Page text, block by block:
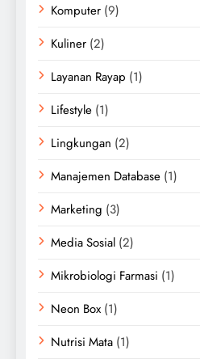
Komputer (9)
Kuliner (2)
Layanan Rayap (1)
Lifestyle (1)
Lingkungan (2)
Manajemen Database (1)
Marketing (3)
Media Sosial (2)
Mikrobiologi Farmasi (1)
Neon Box (1)
Nutrisi Mata (1)